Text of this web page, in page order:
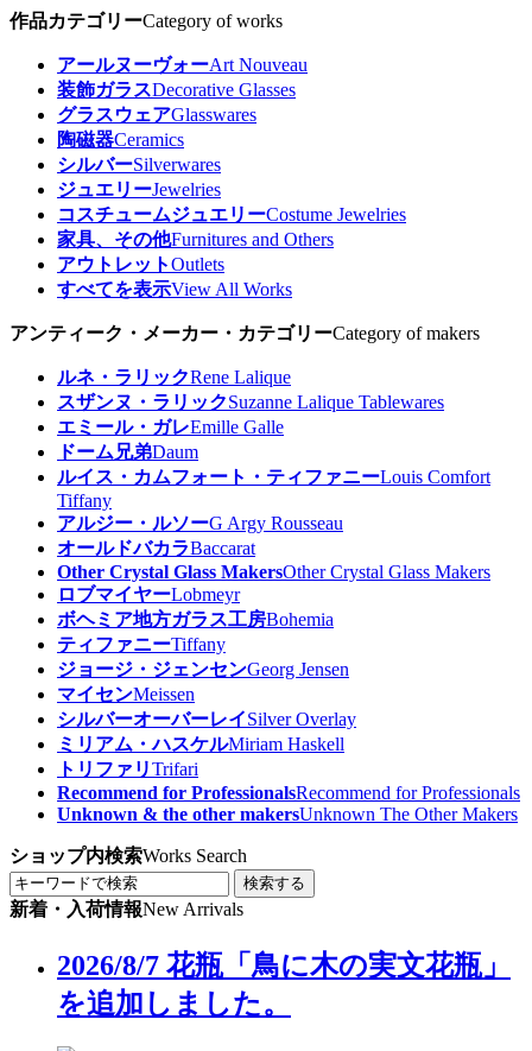
作品カテゴリーCategory of works
アールヌーヴォーArt Nouveau
装飾ガラスDecorative Glasses
グラスウェアGlasswares
陶磁器Ceramics
シルバーSilverwares
ジュエリーJewelries
コスチュームジュエリーCostume Jewelries
家具、その他Furnitures and Others
アウトレットOutlets
すべてを表示View All Works
アンティーク・メーカー・カテゴリーCategory of makers
ルネ・ラリックRene Lalique
スザンヌ・ラリックSuzanne Lalique Tablewares
エミール・ガレEmille Galle
ドーム兄弟Daum
ルイス・カムフォート・ティファニーLouis Comfort
Tiffany
アルジー・ルソーG Argy Rousseau
オールドバカラBaccarat
Other Crystal Glass MakersOther Crystal Glass Makers
ロブマイヤーLobmeyr
ボヘミア地方ガラス工房Bohemia
ティファニーTiffany
ジョージ・ジェンセンGeorg Jensen
マイセンMeissen
シルバーオーバーレイSilver Overlay
ミリアム・ハスケルMiriam Haskell
トリファリTrifari
Recommend for ProfessionalsRecommend for Professionals
Unknown & the other makersUnknown The Other Makers
ショップ内検索Works Search
検索する
新着・入荷情報New Arrivals
2026/8/7 花瓶「鳥に木の実文花瓶」
を追加しました。